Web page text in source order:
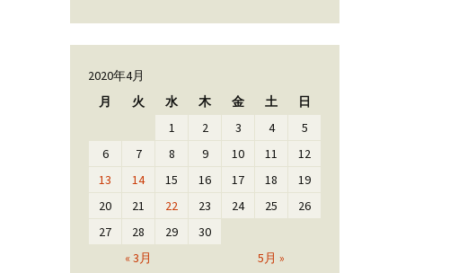
2020年4月
月
火 水 木 金 土 日
« 3月 5月 »
1 2 3 4
5
6
7 8 9 10 11
12
13
14 15 16 17 18
19
20
21 22 23 24 25
26
27
28 29 30